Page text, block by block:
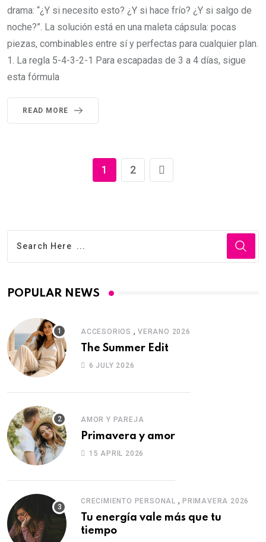
drama: “¿Y si necesito esto? ¿Y si hace frío? ¿Y si salgo de
noche?”. La solución está en una maleta cápsula: pocas
piezas, combinables entre sí y perfectas para cualquier plan.
1. La regla 5-4-3-2-1 Para escapadas de 3 a 4 días, sigue
esta fórmula
READ MORE
1 2
POPULAR NEWS
ACCESORIOS , VERANO 2026
The Summer Edit
6 JULY 2026
AMOR Y PAREJA
Primavera y amor
15 APRIL 2026
CRECIMIENTO PERSONAL , PRIMAVERA 2026
Tu energía vale más que tu
tiempo